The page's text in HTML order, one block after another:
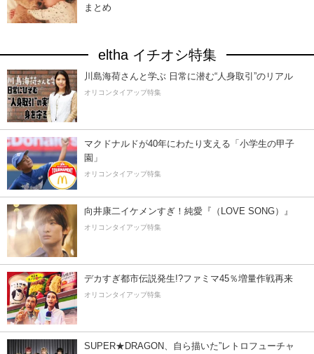
まとめ
eltha イチオシ特集
川島海荷さんと学ぶ 日常に潜む“人身取引”のリアル
オリコンタイアップ特集
マクドナルドが40年にわたり支える「小学生の甲子
園」
オリコンタイアップ特集
向井康二イケメンすぎ！純愛『（LOVE SONG）』
オリコンタイアップ特集
デカすぎ都市伝説発生!?ファミマ45％増量作戦再来
オリコンタイアップ特集
SUPER★DRAGON、自ら描いた”レトロフューチャ